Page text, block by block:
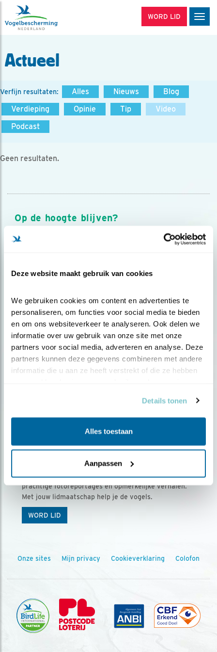
Deze website maakt gebruik van cookies
We gebruiken cookies om content en advertenties te
personaliseren, om functies voor social media te bieden
en om ons websiteverkeer te analyseren. Ook delen we
informatie over uw gebruik van onze site met onze
partners voor social media, adverteren en analyse. Deze
partners kunnen deze gegevens combineren met andere
informatie die u aan ze heeft verstrekt of die ze hebben
Details tonen
Alles toestaan
Aanpassen
WORD LID
Actueel
Verfijn resultaten: Alles Nieuws
Blog
Verdieping
Opinie Tip
Video
Podcast
Geen resultaten.
Op de hoogte blijven?
Meld je aan en ontvang nieuws, inspiratie, acties en tips
over vogels en activiteiten van Vogelbescherming.
Ontvang 5 x Vogels voor € 36,00 per jaar
Vogels is het tijdschrift voor onze leden, met
prachtige fotoreportages en opmerkelijke verhalen.
Met jouw lidmaatschap help je de vogels.
WORD LID
Onze sites Mijn privacy Cookieverklaring Colofon